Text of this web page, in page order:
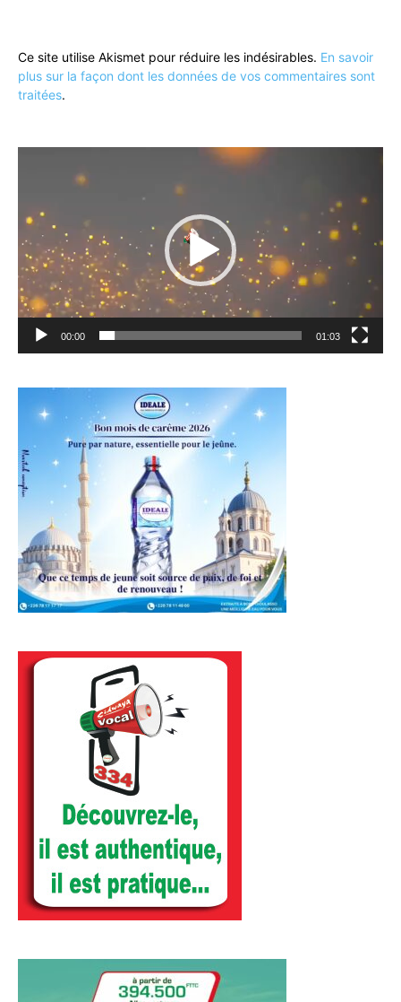
Ce site utilise Akismet pour réduire les indésirables. En savoir
plus sur la façon dont les données de vos commentaires sont
traitées.
00:00 01:03